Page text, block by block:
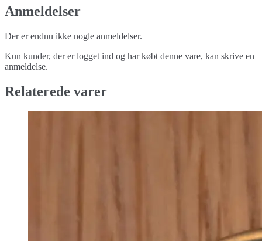
Anmeldelser
Der er endnu ikke nogle anmeldelser.
Kun kunder, der er logget ind og har købt denne vare, kan skrive en
anmeldelse.
Relaterede varer